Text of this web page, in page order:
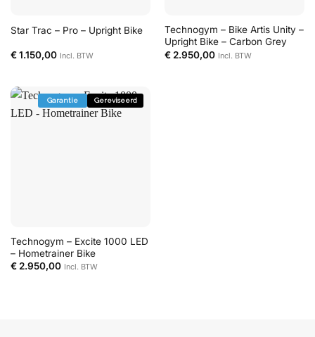
Star Trac – Pro – Upright Bike
€1.150,00 Incl. BTW
Technogym – Bike Artis Unity –
Upright Bike – Carbon Grey
€2.950,00 Incl. BTW
Garantie Gereviseerd
Technogym – Excite 1000 LED
– Hometrainer Bike
€2.950,00 Incl. BTW